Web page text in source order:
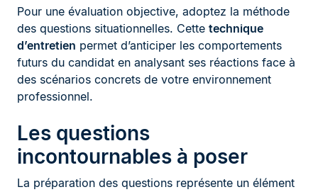
Pour une évaluation objective, adoptez la méthode
des questions situationnelles. Cette technique
d’entretien permet d’anticiper les comportements
futurs du candidat en analysant ses réactions face à
des scénarios concrets de votre environnement
professionnel.
Les questions
incontournables à poser
La préparation des questions représente un élément